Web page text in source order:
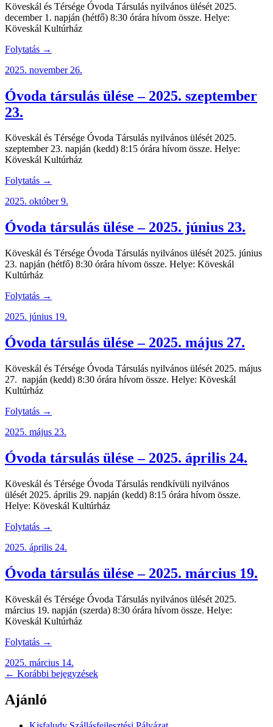
Köveskál és Térsége Óvoda Társulás nyilvános ülését 2025.
december 1. napján (hétfő) 8:30 órára hívom össze. Helye:
Köveskál Kultúrház
Folytatás →
2025. november 26.
Óvoda társulás ülése – 2025. szeptember
23.
Köveskál és Térsége Óvoda Társulás nyilvános ülését 2025.
szeptember 23. napján (kedd) 8:15 órára hívom össze. Helye:
Köveskál Kultúrház
Folytatás →
2025. október 9.
Óvoda társulás ülése – 2025. június 23.
Köveskál és Térsége Óvoda Társulás nyilvános ülését 2025. június
23. napján (hétfő) 8:30 órára hívom össze. Helye: Köveskál
Kultúrház
Folytatás →
2025. június 19.
Óvoda társulás ülése – 2025. május 27.
Köveskál és Térsége Óvoda Társulás nyilvános ülését 2025. május
27. napján (kedd) 8:30 órára hívom össze. Helye: Köveskál
Kultúrház
Folytatás →
2025. május 23.
Óvoda társulás ülése – 2025. április 24.
Köveskál és Térsége Óvoda Társulás rendkívüli nyilvános
ülését 2025. április 29. napján (kedd) 8:15 órára hívom össze.
Helye: Köveskál Kultúrház
Folytatás →
2025. április 24.
Óvoda társulás ülése – 2025. március 19.
Köveskál és Térsége Óvoda Társulás nyilvános ülését 2025.
március 19. napján (szerda) 8:30 órára hívom össze. Helye:
Köveskál Kultúrház
Folytatás →
2025. március 14.
Post
navigation
← Korábbi bejegyzések
Ajánló